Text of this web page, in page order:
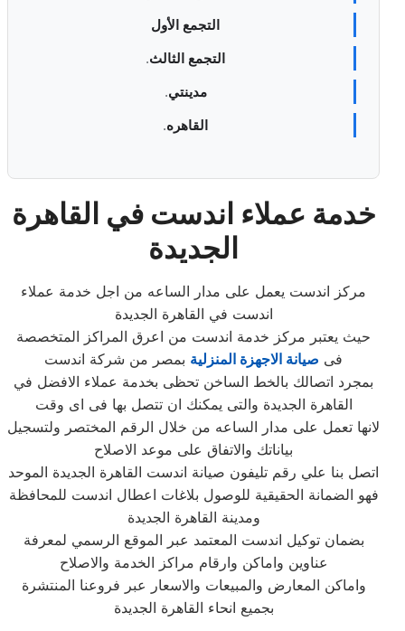
التجمع الأول
التجمع الثالث.
مدينتي.
القاهره.
خدمة عملاء اندست في القاهرة
الجديدة
مركز اندست يعمل على مدار الساعه من اجل خدمة عملاء
اندست في القاهرة الجديدة
حيث يعتبر مركز خدمة اندست من اعرق المراكز المتخصصة
فى صيانة الاجهزة المنزلية بمصر من شركة اندست
بمجرد اتصالك بالخط الساخن تحظى بخدمة عملاء الافضل في
القاهرة الجديدة والتى يمكنك ان تتصل بها فى اى وقت
لانها تعمل على مدار الساعه من خلال الرقم المختصر ولتسجيل
بياناتك والاتفاق على موعد الاصلاح
اتصل بنا علي رقم تليفون صيانة اندست القاهرة الجديدة الموحد
فهو الضمانة الحقيقية للوصول بلاغات اعطال اندست للمحافظة
ومدينة القاهرة الجديدة
بضمان توكيل اندست المعتمد عبر الموقع الرسمي لمعرفة
عناوين واماكن وارقام مراكز الخدمة والاصلاح
واماكن المعارض والمبيعات والاسعار عبر فروعنا المنتشرة
بجميع انحاء القاهرة الجديدة